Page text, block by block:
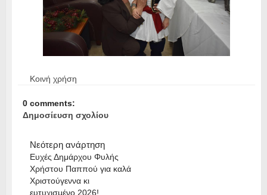
Κοινή χρήση
0 comments:
Δημοσίευση σχολίου
Νεότερη ανάρτηση
Ευχές Δημάρχου Φυλής
Χρήστου Παππού για καλά
Χριστούγεννα κι
ευτυχισμένο 2026!